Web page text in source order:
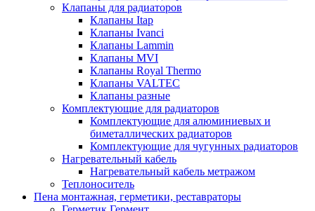
Клапаны для радиаторов
Клапаны Itap
Клапаны Ivanci
Клапаны Lammin
Клапаны MVI
Клапаны Royal Thermo
Клапаны VALTEC
Клапаны разные
Комплектующие для радиаторов
Комплектующие для алюминиевых и
биметаллических радиаторов
Комплектующие для чугунных радиаторов
Нагревательный кабель
Нагревательный кабель метражом
Теплоноситель
Пена монтажная, герметики, реставраторы